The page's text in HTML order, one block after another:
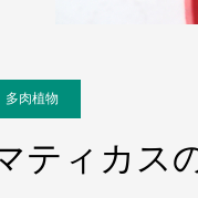
多肉植物
ティカス